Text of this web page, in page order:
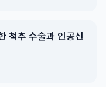
척추 수술과 인공신